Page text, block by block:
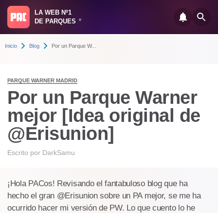
LA WEB Nº1
DE PARQUES
®
Inicio Blog Por un Parque W...
PARQUE WARNER MADRID
Por un Parque Warner
mejor [Idea original de
@Erisunion]
Escrito por DarkSamu
¡Hola PACos! Revisando el fantabuloso blog que ha
hecho el gran @Erisunion sobre un PA mejor, se me ha
ocurrido hacer mi versión de PW. Lo que cuento lo he